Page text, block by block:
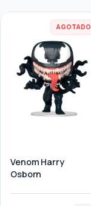
AGOTADO
Venom Harry
Osborn